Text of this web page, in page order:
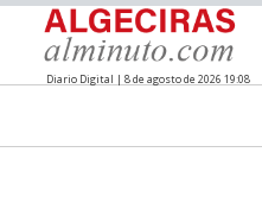
Diario Digital | 8 de agosto de 2026 19:08